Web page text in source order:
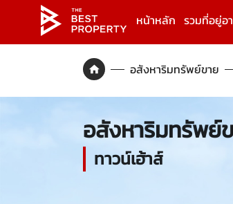
หน้าหลัก รวมที่อยู่อ
อสังหาริมทรัพย์ขาย
อสังหาริมทรัพย์
ทาวน์เฮ้าส์